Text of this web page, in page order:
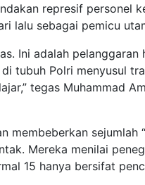
represif personel
lalu sebagai pemicu
Ini adalah pelanggaran
tubuh Polri menyusul
tegas Muhammad
membeberkan sejumlah
Mereka menilai
15 hanya bersifat